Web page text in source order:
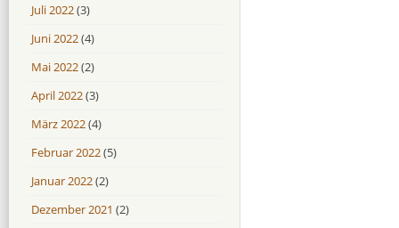
Juli 2022(3)
Juni 2022(4)
Mai 2022(2)
April 2022(3)
März 2022(4)
Februar 2022(5)
Januar 2022(2)
Dezember 2021 (2)